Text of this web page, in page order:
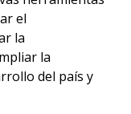
el
la
la
del país y